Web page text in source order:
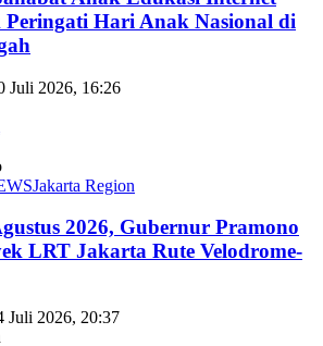
Peringati Hari Anak Nasional di
Juli 2026, 16:26
Jakarta Region
2026, Gubernur Pramono
LRT Jakarta Rute Velodrome-
Juli 2026, 20:37